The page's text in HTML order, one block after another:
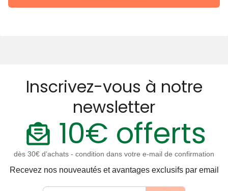
Inscrivez-vous à notre
newsletter
10€ offerts
dès 30€ d’achats - condition dans votre e-mail de confirmation
Recevez nos nouveautés et avantages exclusifs par email